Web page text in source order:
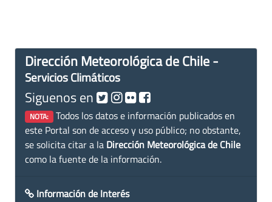
Dirección Meteorológica de Chile -
Servicios Climáticos
Siguenos en
NOTA: Todos los datos e información publicados en
este Portal son de acceso y uso público; no obstante,
se solicita citar a la Dirección Meteorológica de Chile
como la fuente de la información.
Información de Interés